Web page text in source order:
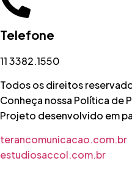
Telefone
11 3382.1550
Todos os direitos
Conheça nossa Política de
Projeto desenvolvido em
terancomunicacao.com.br
estudiosaccol.com.br